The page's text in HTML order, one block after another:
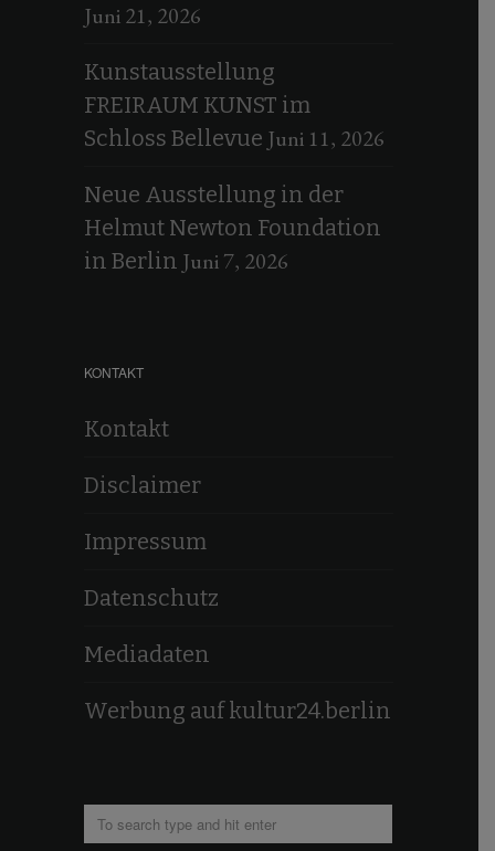
Juni 21, 2026
Kunstausstellung
FREIRAUM KUNST im
Schloss Bellevue Juni 11, 2026
Neue Ausstellung in der
Helmut Newton Foundation
in Berlin Juni 7, 2026
KONTAKT
Kontakt
Disclaimer
Impressum
Datenschutz
Mediadaten
Werbung auf kultur24.berlin